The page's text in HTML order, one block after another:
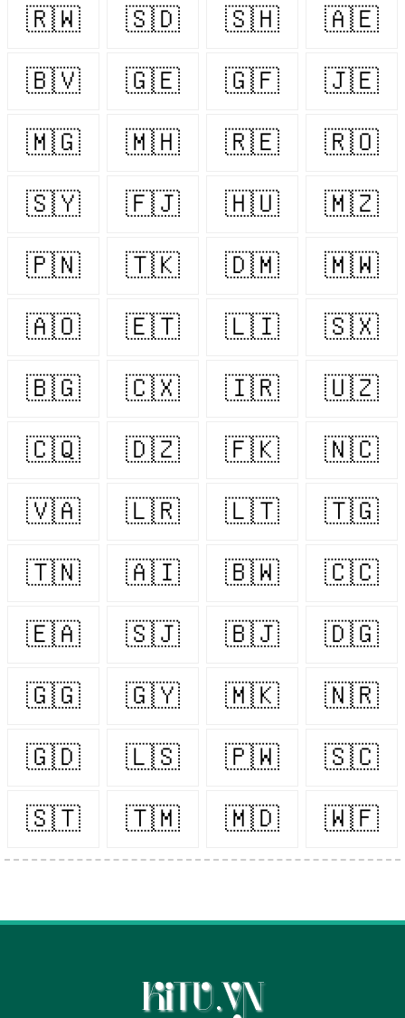
🇷🇼 🇸🇩 🇸🇭 🇦🇪
🇧🇻 🇬🇪 🇬🇫 🇯🇪
🇲🇬 🇲🇭 🇷🇪 🇷🇴
🇸🇾 🇫🇯 🇭🇺 🇲🇿
🇵🇳 🇹🇰 🇩🇲 🇲🇼
🇦🇴 🇪🇹 🇱🇮 🇸🇽
🇧🇬 🇨🇽 🇮🇷 🇺🇿
🇨🇶 🇩🇿 🇫🇰 🇳🇨
🇻🇦 🇱🇷 🇱🇹 🇹🇬
🇹🇳 🇦🇮 🇧🇼 🇨🇨
🇪🇦 🇸🇯 🇧🇯 🇩🇬
🇬🇬 🇬🇾 🇲🇰 🇳🇷
🇬🇩 🇱🇸 🇵🇼 🇸🇨
🇸🇹 🇹🇲 🇲🇩 🇼🇫